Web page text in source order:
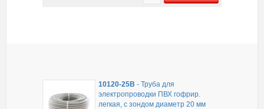
10120-25B -Труба для
электропроводки ПВХ гофрир.
легкая, с зондом диаметр 20 мм